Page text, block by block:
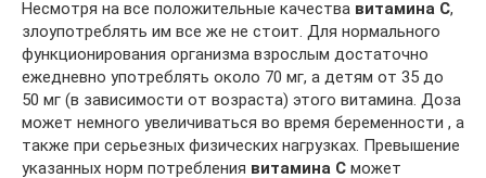
Несмотря на все положительные качества витамина C,
злоупотреблять им все же не стоит. Для нормального
функционирования организма взрослым достаточно
ежедневно употреблять около 70 мг, а детям от 35 до
50 мг (в зависимости от возраста) этого витамина. Доза
может немного увеличиваться во время беременности , а
также при серьезных физических нагрузках. Превышение
указанных норм потребления витамина C может